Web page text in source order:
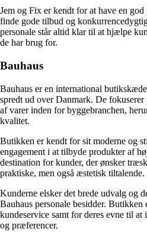
Jem og Fix er kendt for at have en
finde gode tilbud og
personale står altid klar til at hjælpe
de har brug for.
Bauhaus
Bauhaus er en international
spredt ud over Danmark. De
af varer inden for byggebranchen,
kvalitet.
Butikken er kendt for sit moderne og
engagement i at tilbyde produkter af
destination for kunder, der ønsker
praktiske, men også æstetisk tiltalende.
Kunderne elsker det brede udvalg og
Bauhaus personale besidder. Butikken
kundeservice samt for deres evne til
og præferencer.